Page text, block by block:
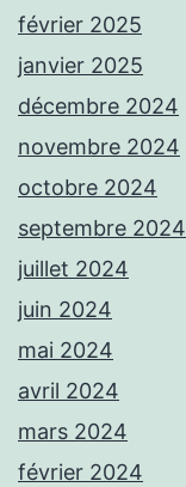
février 2025
janvier 2025
décembre 2024
novembre 2024
octobre 2024
septembre 2024
juillet 2024
juin 2024
mai 2024
avril 2024
mars 2024
février 2024